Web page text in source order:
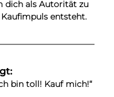
dich als Autorität zu
entsteht.
bin toll! Kauf mich!“